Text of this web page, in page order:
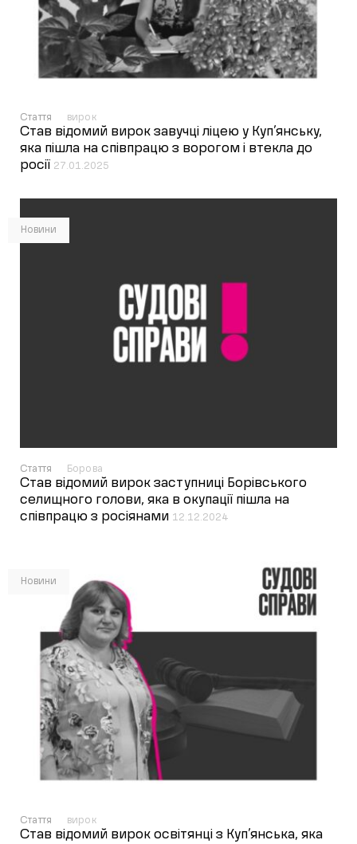
Стаття вирок
Став відомий вирок завучці ліцею у Куп’янську,
яка пішла на співпрацю з ворогом і втекла до
росії 27.01.2025
Новини
Стаття Борова
Став відомий вирок заступниці Борівського
селищного голови, яка в окупації пішла на
співпрацю з росіянами 12.12.2024
Новини
Стаття вирок
Став відомий вирок освітянці з Куп’янська, яка